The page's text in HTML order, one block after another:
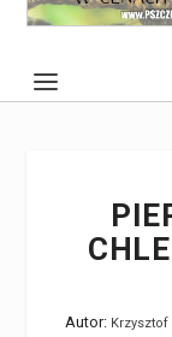
Autor: Krzysztof